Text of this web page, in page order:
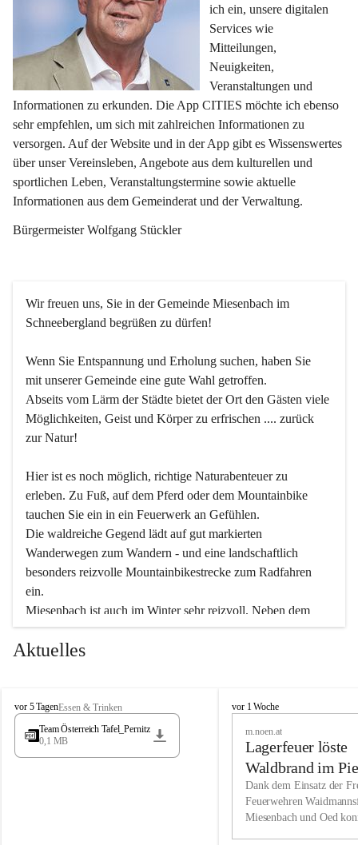
ich ein, unsere digitalen
Services wie
Mitteilungen,
Neuigkeiten,
Veranstaltungen und
Informationen zu erkunden. Die App CITIES möchte ich ebenso
sehr empfehlen, um sich mit zahlreichen Informationen zu
versorgen. Auf der Website und in der App gibt es Wissenswertes
über unser Vereinsleben, Angebote aus dem kulturellen und
sportlichen Leben, Veranstaltungstermine sowie aktuelle
Informationen aus dem Gemeinderat und der Verwaltung.
Bürgermeister Wolfgang Stückler
Wir freuen uns, Sie in der Gemeinde Miesenbach im
Schneebergland begrüßen zu dürfen!
Wenn Sie Entspannung und Erholung suchen, haben Sie
mit unserer Gemeinde eine gute Wahl getroffen.
Abseits vom Lärm der Städte bietet der Ort den Gästen viele
Möglichkeiten, Geist und Körper zu erfrischen .... zurück
zur Natur!
Hier ist es noch möglich, richtige Naturabenteuer zu
erleben. Zu Fuß, auf dem Pferd oder dem Mountainbike
tauchen Sie ein in ein Feuerwerk an Gefühlen.
Die waldreiche Gegend lädt auf gut markierten
Wanderwegen zum Wandern - und eine landschaftlich
besonders reizvolle Mountainbikestrecke zum Radfahren
ein.
Miesenbach ist auch im Winter sehr reizvoll. Neben dem
Eisstockschießen gibt es auf dem nahe gelegenen Unterberg
wunderschöne Naturschneepisten, die zum Schifahren oder
vielfältige Angebot unserer Kulturvereine.
Überzeugen Sie sich selbst, dass Sie in Miesenbach sowie
in den Beherbergungsbetrieben, Gaststätten und urigen
Wir kennen Miesenbach als lebens- und liebenswerten Ort.
Tradition und Innovation werden ebenso groß geschrieben
Aktuelles
M
i
s
vor 5 TagenEssen & Trinken
Team Österreich Tafel_Pernitz
0,1 MB
M
h
vor 1 Woche
m.noen.at
Lagerfeuer löste
Waldbrand im
aus
Dank dem Einsatz der
Feuerwehren
Miesenbach und Oed